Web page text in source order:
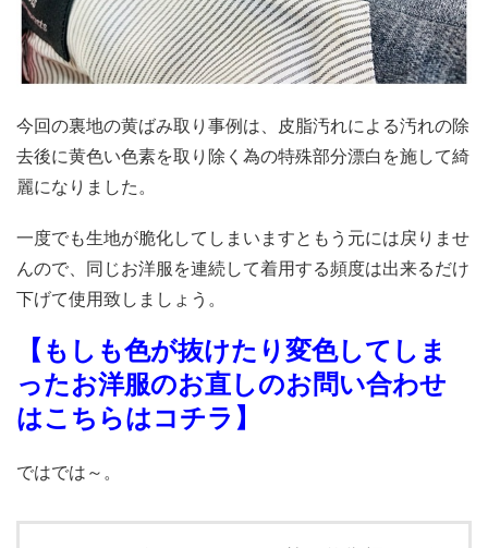
今回の裏地の黄ばみ取り事例は、皮脂汚れによる汚れの除
去後に黄色い色素を取り除く為の特殊部分漂白を施して綺
麗になりました。
一度でも生地が脆化してしまいますともう元には戻りませ
んので、同じお洋服を連続して着用する頻度は出来るだけ
下げて使用致しましょう。
【もしも色が抜けたり変色してしま
ったお洋服のお直しのお問い合わせ
はこちらはコチラ 】
ではでは～。